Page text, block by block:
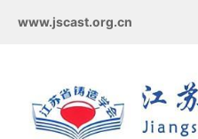
www.jscast.org.cn